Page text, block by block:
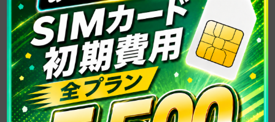
あるお客様、また他回線で月額料金の初回支払いがない
お客様のお申し込みはお断りさせていただきます。
・本キャンペーンは同名義で1回線まで適用となりま
す。複数回線をお申し込みする場合、2回線目以降は１
回線あたり5,500円の初期費用が必要になります。
・あなたのモバイルへのお申し込みは同名義で３回線ま
でとなります。